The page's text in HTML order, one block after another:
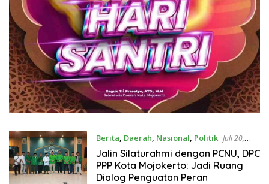
Berita, Daerah, Nasional, Politik Juli 20,
2026
Jalin Silaturahmi dengan PCNU, DPC
PPP Kota Mojokerto: Jadi Ruang
Dialog Penguatan Peran